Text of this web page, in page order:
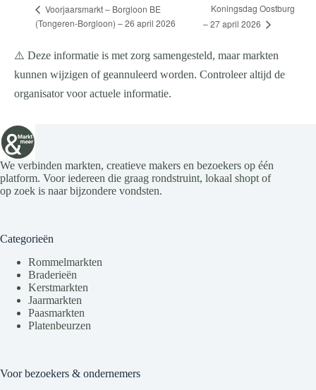
Voorjaarsmarkt – Borgloon BE
(Tongeren-Borgloon) – 26 april 2026
Koningsdag Oostburg
– 27 april 2026
⚠️ Deze informatie is met zorg samengesteld, maar markten
kunnen wijzigen of geannuleerd worden. Controleer altijd de
organisator voor actuele informatie.
We verbinden markten, creatieve makers en bezoekers op één
platform. Voor iedereen die graag rondstruint, lokaal shopt of
op zoek is naar bijzondere vondsten.
Categorieën
Rommelmarkten
Braderieën
Kerstmarkten
Jaarmarkten
Paasmarkten
Platenbeurzen
Voor bezoekers & ondernemers